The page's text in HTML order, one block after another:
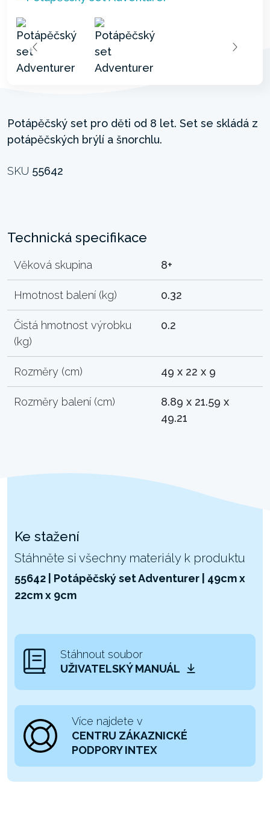
Potápěčský set pro děti od 8 let. Set se skládá z
potápěčských brýlí a šnorchlu.
SKU 55642
Technická specifikace
Věková skupina 8+
Hmotnost balení (kg) 0.32
Čistá hmotnost výrobku
(kg)
0.2
Rozměry (cm) 49 x 22 x 9
Rozměry balení (cm)
8.89 x 21.59 x
49.21
Ke stažení
Stáhněte si všechny materiály k produktu
55642 | Potápěčský set Adventurer | 49cm x
22cm x 9cm
Stáhnout soubor
UŽIVATELSKÝ MANUÁL
Více najdete v
CENTRU ZÁKAZNICKÉ
PODPORY INTEX